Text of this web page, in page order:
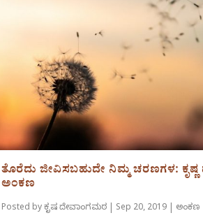
ತೊರೆದು ಜೀವಿಸಬಹುದೇ ನಿಮ್ಮ ಚರಣಗಳ:
ಅಂಕಣ
Posted byಕೃಷ್ಣ ದೇವಾಂಗಮಠ| Sep 20, 2019| ಅಂಕಣ|